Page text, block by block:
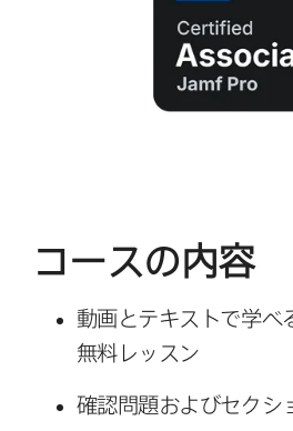
コースの​内容
動画と​テキストで​学べ
無料レッスン
確認問題および​セクシ